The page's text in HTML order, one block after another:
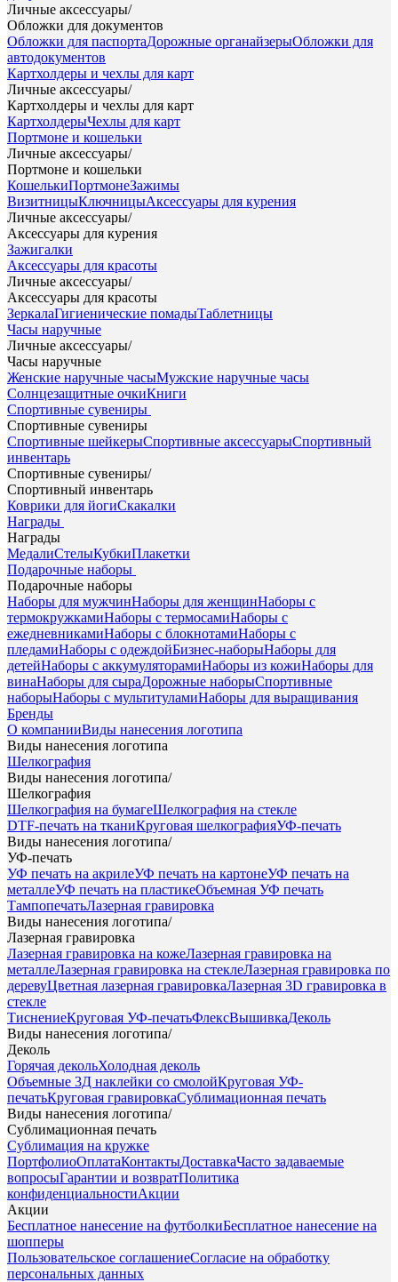
Личные аксессуары/
Обложки для документов
Обложки для паспортаДорожные органайзерыОбложки для
автодокументов
Картхолдеры и чехлы для карт
Личные аксессуары/
Картхолдеры и чехлы для карт
КартхолдерыЧехлы для карт
Портмоне и кошельки
Личные аксессуары/
Портмоне и кошельки
КошелькиПортмонеЗажимы
ВизитницыКлючницыАксессуары для курения
Личные аксессуары/
Аксессуары для курения
Зажигалки
Аксессуары для красоты
Личные аксессуары/
Аксессуары для красоты
ЗеркалаГигиенические помадыТаблетницы
Часы наручные
Личные аксессуары/
Часы наручные
Женские наручные часыМужские наручные часы
Солнцезащитные очкиКниги
Спортивные сувениры
Спортивные сувениры
Спортивные шейкерыСпортивные аксессуарыСпортивный
инвентарь
Спортивные сувениры/
Спортивный инвентарь
Коврики для йогиСкакалки
Награды
Награды
МедалиСтелыКубкиПлакетки
Подарочные наборы
Подарочные наборы
Наборы для мужчинНаборы для женщинНаборы с
термокружкамиНаборы с термосамиНаборы с
ежедневникамиНаборы с блокнотамиНаборы с
пледамиНаборы с одеждойБизнес-наборыНаборы для
детейНаборы с аккумуляторамиНаборы из кожиНаборы для
винаНаборы для сыраДорожные наборыСпортивные
наборыНаборы с мультитуламиНаборы для выращивания
Бренды
О компанииВиды нанесения логотипа
Виды нанесения логотипа
Шелкография
Виды нанесения логотипа/
Шелкография
Шелкография на бумагеШелкография на стекле
DTF-печать на тканиКруговая шелкографияУФ-печать
Виды нанесения логотипа/
УФ-печать
УФ печать на акрилеУФ печать на картонеУФ печать на
металлеУФ печать на пластикеОбъемная УФ печать
ТампопечатьЛазерная гравировка
Виды нанесения логотипа/
Лазерная гравировка
Лазерная гравировка на кожеЛазерная гравировка на
металлеЛазерная гравировка на стеклеЛазерная гравировка по
деревуЦветная лазерная гравировкаЛазерная 3D гравировка в
стекле
ТиснениеКруговая УФ-печатьФлексВышивкаДеколь
Виды нанесения логотипа/
Деколь
Горячая декольХолодная деколь
Объемные 3Д наклейки со смолойКруговая УФ-
печатьКруговая гравировкаСублимационная печать
Виды нанесения логотипа/
Сублимационная печать
Сублимация на кружке
ПортфолиоОплатаКонтактыДоставкаЧасто задаваемые
вопросыГарантии и возвратПолитика
конфиденциальностиАкции
Акции
Бесплатное нанесение на футболкиБесплатное нанесение на
шопперы
Пользовательское соглашениеСогласие на обработку
персональных данных